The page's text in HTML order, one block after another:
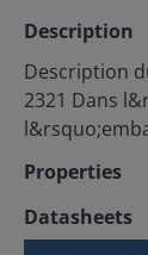
Description
Description
2321 Dans
Properties
Datasheets